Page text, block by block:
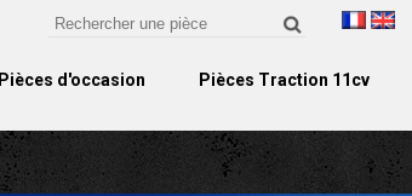
Pièces d'occasion Pièces Traction 11cv